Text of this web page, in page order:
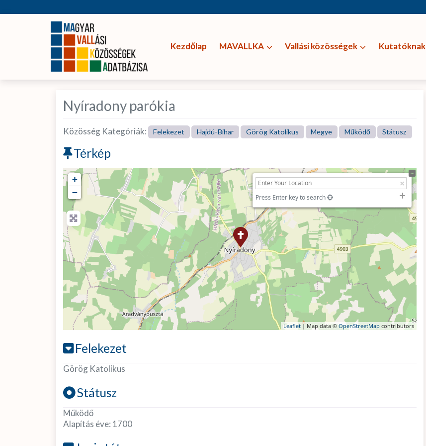
Kezdőlap MAVALLKA Vallási közösségek Kutatóknak
Nyíradony parókia
Közösség Kategóriák: Felekezet Hajdú-Bihar Görög Katolikus Megye Működő Státusz
Térkép
+
−
Press Enter key to search
Leaflet| Map data © OpenStreetMap contributors
Felekezet
Görög Katolikus
Státusz
Működő
Alapítás éve: 1700